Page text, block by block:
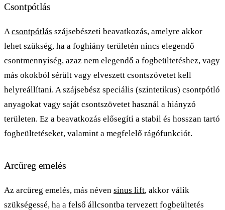
Csontpótlás
A csontpótlás szájsebészeti beavatkozás, amelyre akkor
lehet szükség, ha a foghiány területén nincs elegendő
csontmennyiség, azaz nem elegendő a fogbeültetéshez, vagy
más okokból sérült vagy elveszett csontszövetet kell
helyreállítani. A szájsebész speciális (szintetikus) csontpótló
anyagokat vagy saját csontszövetet használ a hiányzó
területen. Ez a beavatkozás elősegíti a stabil és hosszan tartó
fogbeültetéseket, valamint a megfelelő rágófunkciót.
Arcüreg emelés
Az arcüreg emelés, más néven sinus lift, akkor válik
szükségessé, ha a felső állcsontba tervezett fogbeültetés